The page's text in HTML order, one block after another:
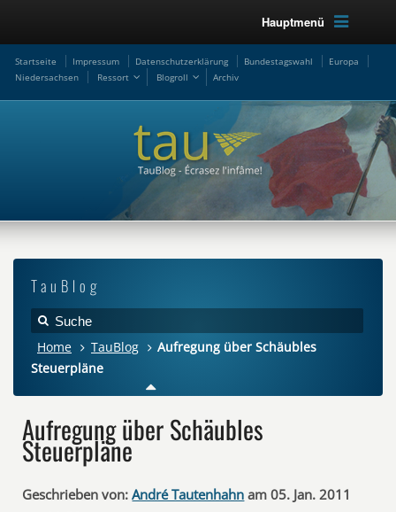
Hauptmenü
Startseite Impressum Datenschutzerklärung Bundestagswahl
Europa
Niedersachsen
Ressort Blogroll Archiv
TauBlog
Home TauBlog
Aufregung über Schäubles
Steuerpläne
Aufregung über Schäubles
Steuerpläne
Geschrieben von: André Tautenhahn am 05. Jan. 2011